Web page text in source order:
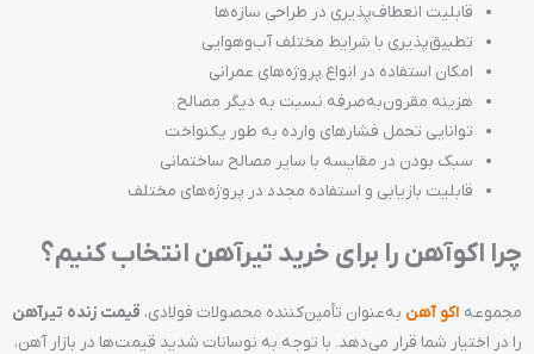
قابلیت انعطاف‌پذیری در طراحی سازه‌ها
تطبیق‌پذیری با شرایط مختلف آب‌وهوایی
امکان استفاده در انواع پروژه‌های عمرانی
هزینه مقرون‌به‌صرفه نسبت به دیگر مصالح
توانایی تحمل فشارهای وارده به طور یکنواخت
سبک بودن در مقایسه با سایر مصالح ساختمانی
قابلیت بازیابی و استفاده مجدد در پروژه‌های مختلف
چرا اکوآهن را برای خرید تیرآهن انتخاب کنیم؟
مجموعه اکو آهن به‌عنوان تأمین‌کننده محصولات فولادی، قیمت زنده تیرآهن
را در اختیار شما قرار می‌دهد. با توجه به نوسانات شدید قیمت‌ها در بازار آهن،